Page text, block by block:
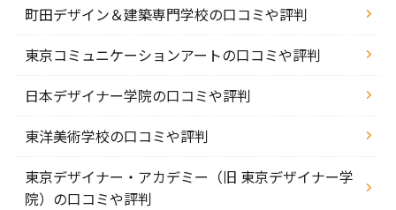
町田デザイン＆建築専門学校の口コミや評判
東京コミュニケーションアートの口コミや評判
日本デザイナー学院の口コミや評判
東洋美術学校の口コミや評判
東京デザイナー・アカデミー（旧 東京デザイナー学
院）の口コミや評判